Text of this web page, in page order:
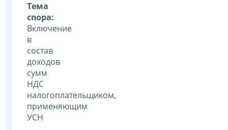
Тема
спора:
Включение
в
состав
доходов
сумм
НДС
налогоплательщиком,
применяющим
УСН